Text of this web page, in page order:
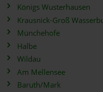
Königs Wusterhausen
Krausnick-Groß
Münchehofe
Halbe
Wildau
Am Mellensee
Baruth/Mark